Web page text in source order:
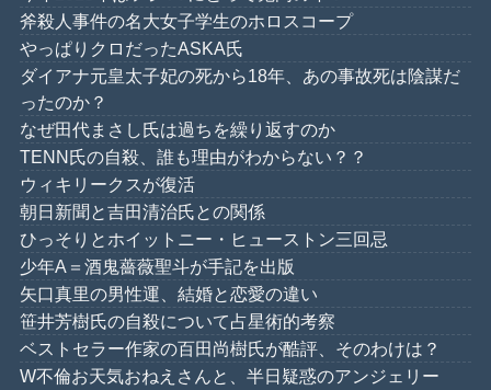
斧殺人事件の名大女子学生のホロスコープ
やっぱりクロだったASKA氏
ダイアナ元皇太子妃の死から18年、あの事故死は陰謀だ
ったのか？
なぜ田代まさし氏は過ちを繰り返すのか
TENN氏の自殺、誰も理由がわからない？？
ウィキリークスが復活
朝日新聞と吉田清治氏との関係
ひっそりとホイットニー・ヒューストン三回忌
少年A＝酒鬼薔薇聖斗が手記を出版
矢口真里の男性運、結婚と恋愛の違い
笹井芳樹氏の自殺について占星術的考察
ベストセラー作家の百田尚樹氏が酷評、そのわけは？
W不倫お天気おねえさんと、半日疑惑のアンジェリー